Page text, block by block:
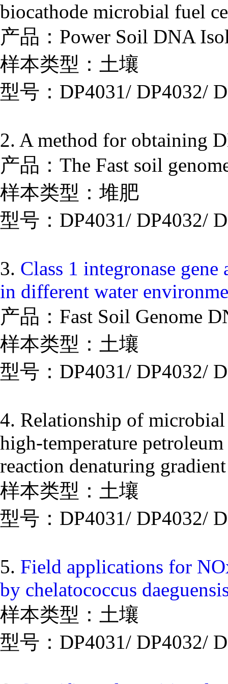
biocathode microbial fuel
产品：Power Soil DNA
样本类型：土壤
型号：DP4031/ DP4032/
2. A method for obtaining
产品：The Fast soil
样本类型：堆肥
型号：DP4031/ DP4032/
3. Class 1 integronase
in different water
产品：Fast Soil Genome
样本类型：土壤
型号：DP4031/ DP4032/
4. Relationship of
high-temperature
reaction denaturing
样本类型：土壤
型号：DP4031/ DP4032/
5. Field applications for
by chelatococcus
样本类型：土壤
型号：DP4031/ DP4032/